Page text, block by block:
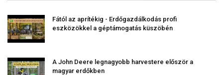
Fától az aprítékig - Erdőgazdálkodás profi
eszközökkel a géptámogatás küszöbén
A John Deere legnagyobb harvestere először a
magyar erdőkben